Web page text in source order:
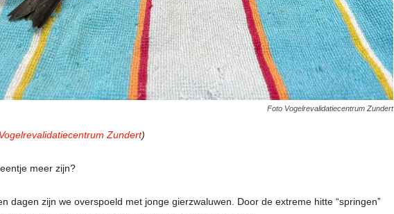
Foto Vogelrevalidatiecentrum Zundert
Vogelrevalidatiecentrum Zundert)
meer zijn?
dagen zijn we overspoeld met jonge gierzwaluwen. Door de extreme hitte “springen”